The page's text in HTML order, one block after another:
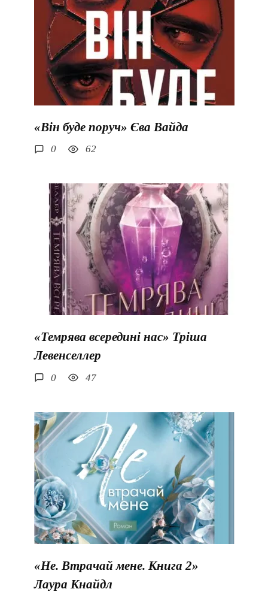
«Він буде поруч» Єва Вайда
0 62
«Темрява всередині нас» Тріша
Левенселлер
0 47
«Не. Втрачай мене. Книга 2»
Лаура Кнайдл